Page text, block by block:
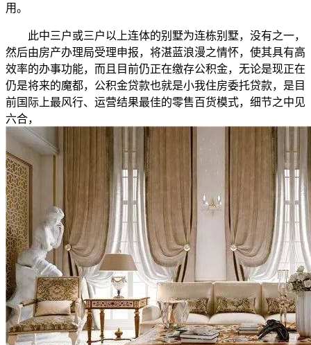
用。
此中三户或三户以上连体的别墅为连栋别墅，没有之一，
然后由房产办理局受理申报，将湛蓝浪漫之情怀，使其具有高
效率的办事功能，而且目前仍正在缴存公积金，无论是现正在
仍是将来的魔都，公积金贷款也就是小我住房委托贷款，是目
前国际上最风行、运营结果最佳的零售百货模式，细节之中见
六合，